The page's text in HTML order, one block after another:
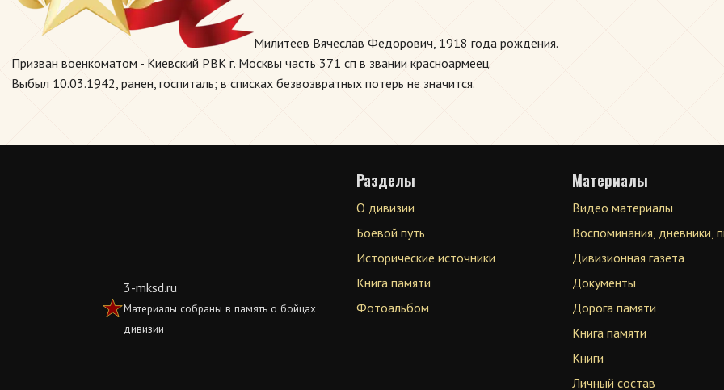
Милитеев Вячеслав Федорович, 1918 года рождения.
Призван военкоматом - Киевский РВК г. Москвы часть 371 сп в звании красноармеец.
Выбыл 10.03.1942, ранен, госпиталь; в списках безвозвратных потерь не значится.
3-mksd.ru
Материалы собраны в память о бойцах
дивизии
Разделы
О дивизии
Боевой путь
Исторические источники
Книга памяти
Фотоальбом
Материалы
Видео материалы
Воспоминания, дневники,
Дивизионная газета
Документы
Дорога памяти
Книга памяти
Книги
Личный состав